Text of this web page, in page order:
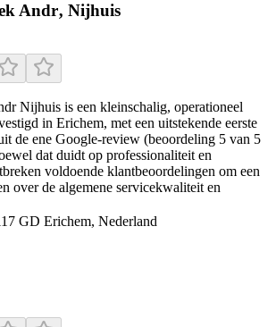
Andr‚ Nijhuis
Nijhuis is een kleinschalig, operationeel
in Erichem, met een uitstekende eerste
de ene Google-review (beoordeling 5 van 5
dat duidt op professionaliteit en
voldoende klantbeoordelingen om een
over de algemene servicekwaliteit en
GD Erichem, Nederland